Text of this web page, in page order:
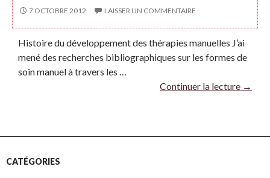
7 OCTOBRE 2012 LAISSER UN COMMENTAIRE
Histoire du développement des thérapies manuelles J’ai
mené des recherches bibliographiques sur les formes de
soin manuel à travers les …
Continuer la lecture →
CATÉGORIES